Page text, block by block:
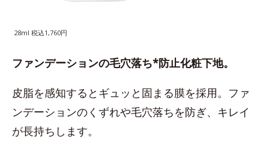
28ml 税込1,760円
ファンデーションの毛穴落ち*防止化粧下地。
皮脂を感知するとギュッと固まる膜を採用。ファ
ンデーションのくずれや毛穴落ちを防ぎ、キレイ
が長持ちします。